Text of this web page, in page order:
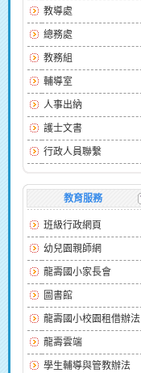
教導處
總務處
教務組
輔導室
人事出納
護士文書
行政人員聯繫
教育服務
班級行政網頁
幼兒園親師網
龍壽國小家長會
圖書館
龍壽國小校園租借辦法
龍壽雲端
學生輔導與管教辦法